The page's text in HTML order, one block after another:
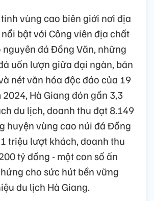
vùng cao biên giới nơi địa
bật với Công viên địa chất
nguyên đá Đồng Văn, những
uốn lượn giữa đại ngàn, bản
nét văn hóa độc đáo của 19
Hà Giang đón gần 3,3
du lịch, doanh thu đạt 8.149
huyện vùng cao núi đá Đồng
triệu lượt khách, doanh thu
tỷ đồng - một con số ấn
cho sức hút bền vững
du lịch Hà Giang.